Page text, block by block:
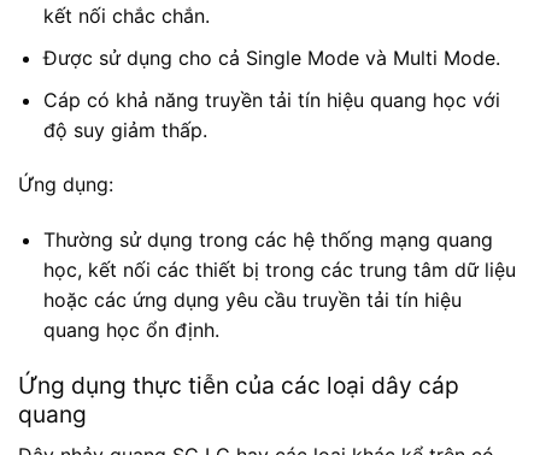
kết nối chắc chắn.
Được sử dụng cho cả Single Mode và Multi Mode.
Cáp có khả năng truyền tải tín hiệu quang học với
độ suy giảm thấp.
Ứng dụng:
Thường sử dụng trong các hệ thống mạng quang
học, kết nối các thiết bị trong các trung tâm dữ liệu
hoặc các ứng dụng yêu cầu truyền tải tín hiệu
quang học ổn định.
Ứng dụng thực tiễn của các loại dây cáp
quang